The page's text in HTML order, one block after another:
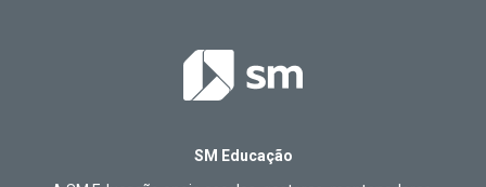
SM Educação